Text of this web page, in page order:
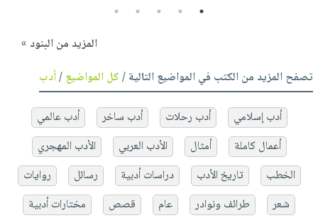
1
2
3
4
5
المزيد من البنود »
تصفح المزيد من الكتب في المواضيع التالية /كل المواضيع/أدب
أدب إسلامي أدب رحلات أدب ساخر
أدب عالمي
أعمال كاملة
أمثال الأدب العربي
الأدب المهجري
الخطب
تاريخ الأدب دراسات أدبية رسائل
روايات
شعر
طرائف ونوادر عام قصص
مختارات أدبية